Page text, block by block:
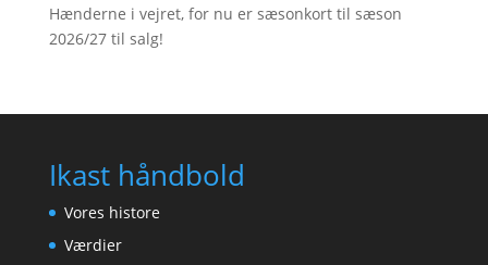
Hænderne i vejret, for nu er sæsonkort til sæson
2026/27 til salg!
Ikast håndbold
Vores histore
Værdier